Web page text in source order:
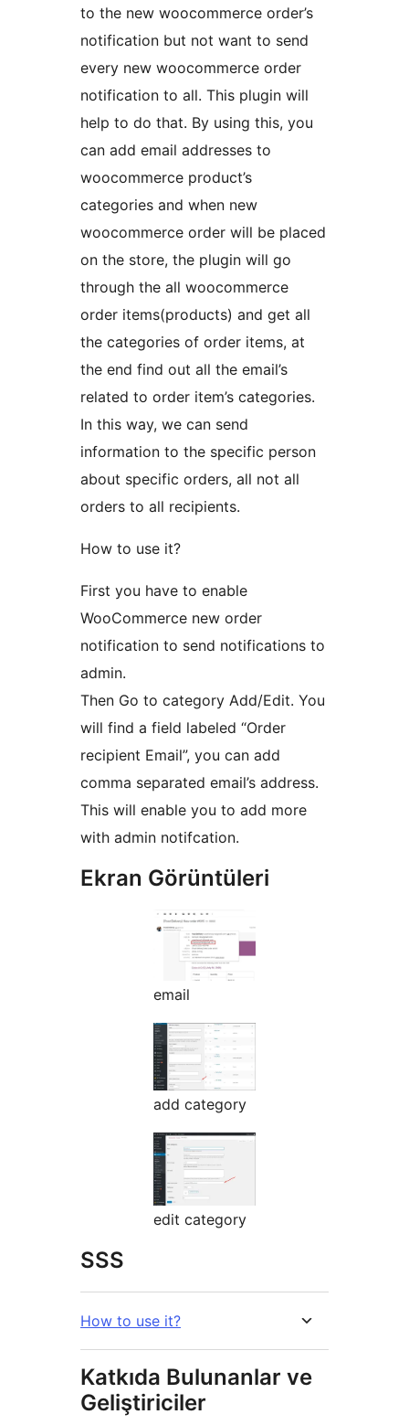
to the new woocommerce order’s
notification but not want to send
every new woocommerce order
notification to all. This plugin will
help to do that. By using this, you
can add email addresses to
woocommerce product’s
categories and when new
woocommerce order will be placed
on the store, the plugin will go
through the all woocommerce
order items(products) and get all
the categories of order items, at
the end find out all the email’s
related to order item’s categories.
In this way, we can send
information to the specific person
about specific orders, all not all
orders to all recipients.
How to use it?
First you have to enable
WooCommerce new order
notification to send notifications to
admin.
Then Go to category Add/Edit. You
will find a field labeled “Order
recipient Email”, you can add
comma separated email’s address.
This will enable you to add more
with admin notifcation.
Ekran Görüntüleri
email
add category
edit category
SSS
How to use it?
Katkıda Bulunanlar ve
Geliştiriciler